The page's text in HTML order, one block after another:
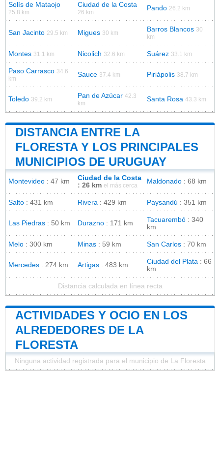
Solís de Mataojo
25.8 km
Ciudad de la Costa
26 km
Pando 26.2 km
San Jacinto 29.5 km Migues 30 km Barros Blancos 30
km
Montes 31.1 km Nicolich 32.6 km Suárez 33.1 km
Paso Carrasco 34.6
km
Sauce 37.4 km Piriápolis 38.7 km
Toledo 39.2 km Pan de Azúcar 42.3
km
Santa Rosa 43.3 km
DISTANCIA ENTRE LA
FLORESTA Y LOS PRINCIPALES
MUNICIPIOS DE URUGUAY
Montevideo : 47 km
Ciudad de la Costa
: 26 km el más cerca
Maldonado : 68 km
Salto : 431 km Rivera : 429 km Paysandú : 351 km
Las Piedras : 50 km Durazno : 171 km Tacuarembó : 340
km
Melo : 300 km Minas : 59 km San Carlos : 70 km
Mercedes : 274 km Artigas : 483 km Ciudad del Plata : 66
km
Distancia calculada en línea recta
ACTIVIDADES Y OCIO EN LOS
ALREDEDORES DE LA
FLORESTA
Ninguna actividad registrada para el municipio de La Floresta